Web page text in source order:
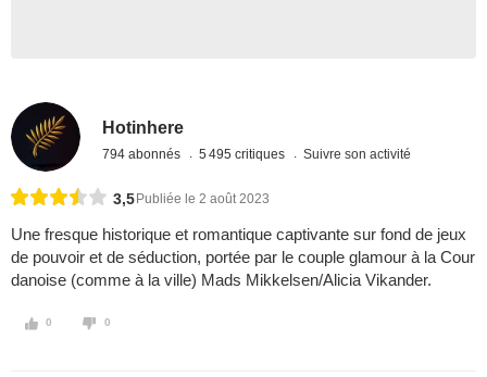
Hotinhere
794 abonnés 5 495 critiques Suivre son activité
3,5 Publiée le 2 août 2023
Une fresque historique et romantique captivante sur fond de jeux
de pouvoir et de séduction, portée par le couple glamour à la Cour
danoise (comme à la ville) Mads Mikkelsen/Alicia Vikander.
0 0